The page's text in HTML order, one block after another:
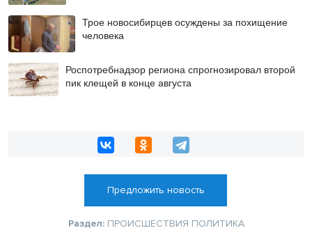
Трое новосибирцев осуждены за похищение
человека
Роспотребнадзор региона спрогнозировал второй
пик клещей в конце августа
Предложить новость
Раздел: ПРОИСШЕСТВИЯ ПОЛИТИКА